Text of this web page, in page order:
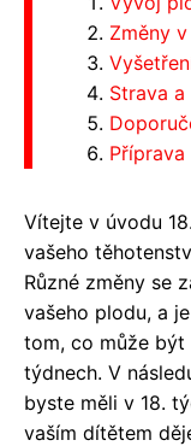
Změny
Strava
Vítejte v úvodu
vašeho
Různé změny se
vašeho plodu, a
tom, co může být
týdnech. V
byste měli v 18.
vaším dítětem